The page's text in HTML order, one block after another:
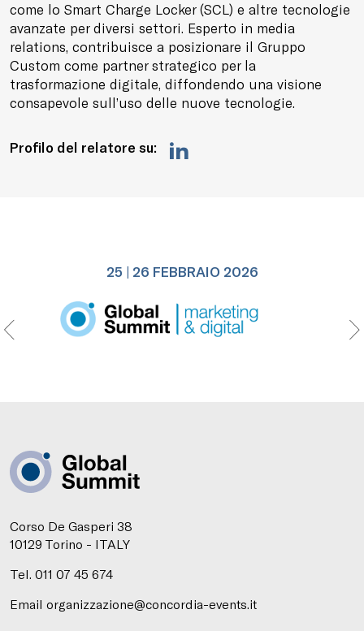
come lo Smart Charge Locker (SCL) e altre tecnologie
avanzate per diversi settori. Esperto in media
relations, contribuisce a posizionare il Gruppo
Custom come partner strategico per la
trasformazione digitale, diffondendo una visione
consapevole sull’uso delle nuove tecnologie.
Profilo del relatore su:
25 | 26 FEBBRAIO 2026
Corso De Gasperi 38
10129 Torino - ITALY
Tel. 011 07 45 674
Email organizzazione@concordia-events.it